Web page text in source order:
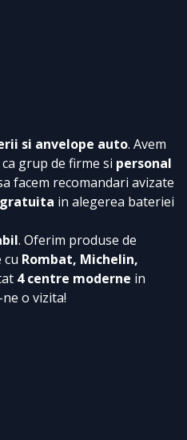
si anvelope auto. Avem
grup de firme si personal
facem recomandari avizate
in alegerea bateriei
. Oferim produse de
Rombat, Michelin,
4 centre moderne in
o vizita!